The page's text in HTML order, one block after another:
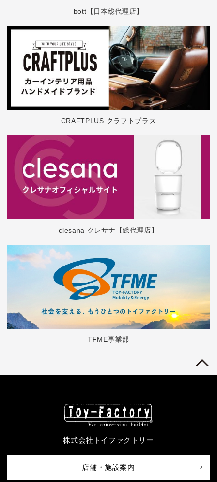
bott【日本総代理店】
CRAFTPLUS クラフトプラス
clesana クレサナ【総代理店】
TFME事業部
株式会社トイファクトリー
店舗・施設案内